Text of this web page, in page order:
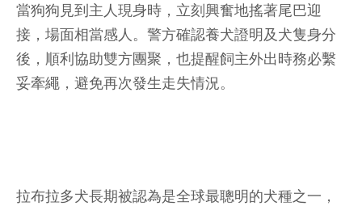
當狗狗見到主人現身時，立刻興奮地搖著尾巴迎
接，場面相當感人。警方確認養犬證明及犬隻身分
後，順利協助雙方團聚，也提醒飼主外出時務必繫
妥牽繩，避免再次發生走失情況。
拉布拉多犬長期被認為是全球最聰明的犬種之一，